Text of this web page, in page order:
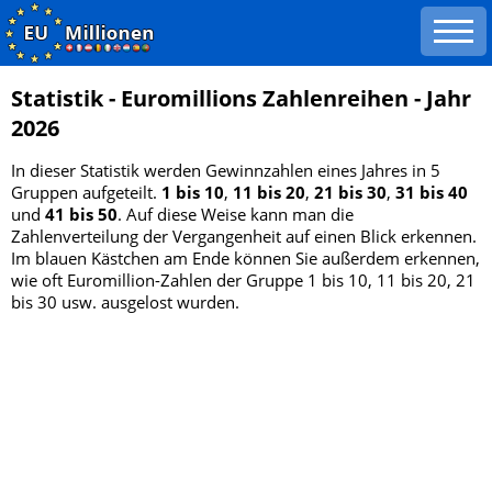
Startseite
Tippgenerator
Zahlenarchiv 2004-2026
meistgezogene Zahlen
ausstehende Zahlen
Statistik - Euromillions Zahlenreihen - Jahr
2026
In dieser Statistik werden Gewinnzahlen eines Jahres in 5
Gruppen aufgeteilt. 1 bis 10, 11 bis 20, 21 bis 30, 31 bis 40
und 41 bis 50. Auf diese Weise kann man die
Zahlenverteilung der Vergangenheit auf einen Blick erkennen.
Im blauen Kästchen am Ende können Sie außerdem erkennen,
wie oft Euromillion-Zahlen der Gruppe 1 bis 10, 11 bis 20, 21
bis 30 usw. ausgelost wurden.